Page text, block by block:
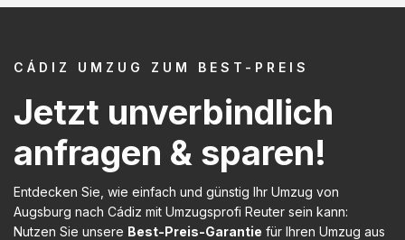
CÁDIZ UMZUG ZUM BEST-PREIS
Jetzt unverbindlich
anfragen & sparen!
Entdecken Sie, wie einfach und günstig Ihr Umzug von
Augsburg nach Cádiz mit Umzugsprofi Reuter sein kann:
Nutzen Sie unsere Best-Preis-Garantie für Ihren Umzug aus